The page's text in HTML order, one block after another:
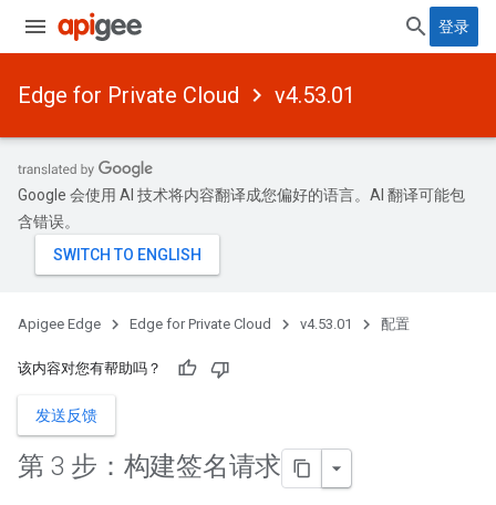
登录
Edge for Private Cloud v4.53.01
Google 会使用 AI 技术将内容翻译成您偏好的语言。AI 翻译可能包
含错误。
Apigee Edge Edge for Private Cloud v4.53.01 配置
该内容对您有帮助吗？
发送反馈
第 3 步：构建签名请求